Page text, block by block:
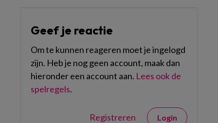
Geef je reactie
Om te kunnen reageren moet je ingelogd
zijn. Heb je nog geen account, maak dan
hieronder een account aan. Lees ook de
spelregels.
Registreren Login